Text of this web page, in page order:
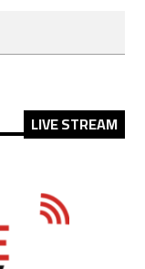
LIVE STREAM